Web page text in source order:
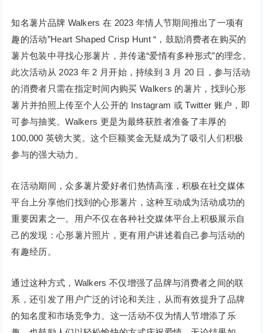
知名薯片品牌 Walkers 在 2023 年情人节期间推出了一项有
趣的活动”Heart Shaped Crisp Hunt “，鼓励消费者在购买的
薯片包装中寻找心形薯片，并传递“爱情有多种形式”的理念。
此次活动从 2023 年 2 月开始，持续到 3 月 20 日，参与活动
的消费者只需在指定时间内购买 Walkers 的薯片，找到心形
薯片并拍照上传至个人公开的 Instagram 或 Twitter 账户，即
可参与抽奖。Walkers 更是为最终获胜者准备了丰厚的
100,000 英镑大奖。这个巨额奖金无疑成为了吸引人们积极
参与的强大动力。
在活动期间，众多薯片爱好者们热情高涨，积极在社交媒体
平台上分享他们找到的心形薯片，这种互动成为活动成功的
重要因素之一。用户不仅在各种社交媒体平台上积极展示自
己的发现：心形薯片照片，更有用户讲述着自己参与活动的
有趣经历。
通过这种方式，Walkers 不仅增强了品牌与消费者之间的联
系，还引发了用户广泛的讨论和关注，从而有效提升了品牌
的知名度和市场竞争力。这一活动不仅为情人节增添了乐